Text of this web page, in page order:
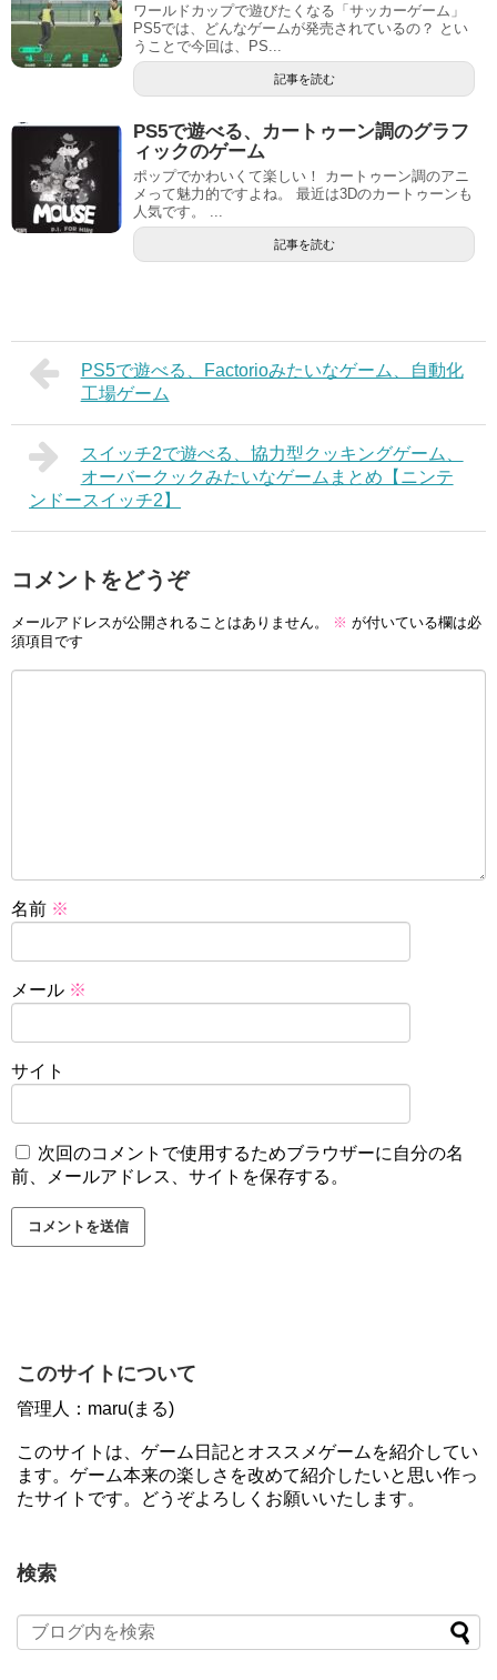
ワールドカップで遊びたくなる「サッカーゲーム」
PS5では、どんなゲームが発売されているの？ とい
うことで今回は、PS...
記事を読む
PS5で遊べる、カートゥーン調のグラフ
ィックのゲーム
ポップでかわいくて楽しい！ カートゥーン調のアニ
メって魅力的ですよね。 最近は3Dのカートゥーンも
人気です。 ...
記事を読む
PS5で遊べる、Factorioみたいなゲーム、自動化
工場ゲーム
スイッチ2で遊べる、協力型クッキングゲーム、
オーバークックみたいなゲームまとめ【ニンテ
ンドースイッチ2】
コメントをどうぞ
メールアドレスが公開されることはありません。 ※ が付いている欄は必
須項目です
名前 ※
メール ※
サイト
次回のコメントで使用するためブラウザーに自分の名
前、メールアドレス、サイトを保存する。
このサイトについて
管理人：maru(まる)
このサイトは、ゲーム日記とオススメゲームを紹介してい
ます。ゲーム本来の楽しさを改めて紹介したいと思い作っ
たサイトです。どうぞよろしくお願いいたします。
検索